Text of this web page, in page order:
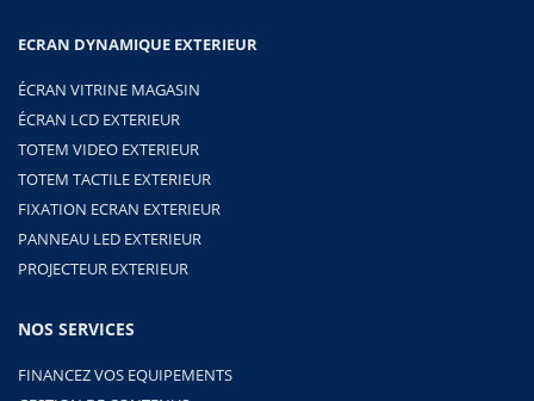
ECRAN DYNAMIQUE EXTERIEUR
ÉCRAN VITRINE MAGASIN
ÉCRAN LCD EXTERIEUR
TOTEM VIDEO EXTERIEUR
TOTEM TACTILE EXTERIEUR
FIXATION ECRAN EXTERIEUR
PANNEAU LED EXTERIEUR
PROJECTEUR EXTERIEUR
NOS SERVICES
FINANCEZ VOS EQUIPEMENTS